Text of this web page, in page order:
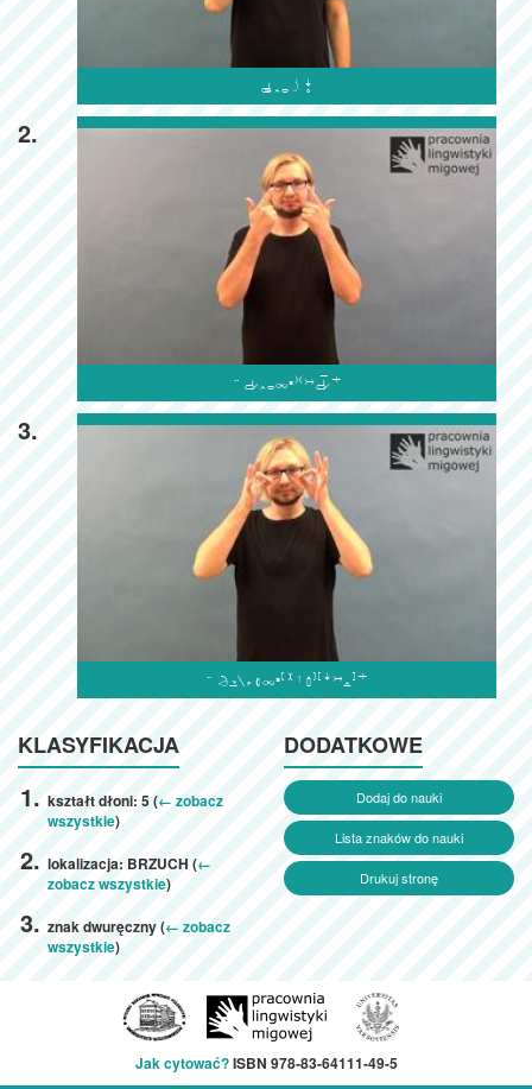

2.

3.

KLASYFIKACJA
kształt dłoni: 5 (← zobacz
wszystkie)
lokalizacja: BRZUCH (←
zobacz wszystkie)
znak dwuręczny (← zobacz
wszystkie)
DODATKOWE
Dodaj do nauki
Lista znaków do nauki
Drukuj stronę
Jak cytować?ISBN 978-83-64111-49-5